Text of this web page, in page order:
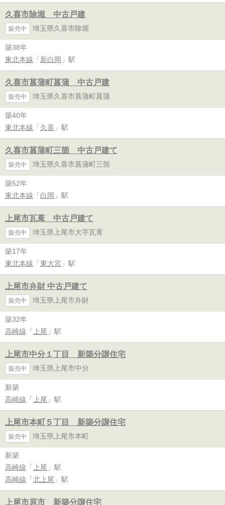
久喜市除堀 中古戸建
販売中 埼玉県久喜市除堀
築38年
東北本線 「 新白岡 」駅
久喜市菖蒲町菖蒲 中古戸建
販売中 埼玉県久喜市菖蒲町菖蒲
築40年
東北本線 「 久喜 」駅
久喜市菖蒲町三箇 中古戸建て
販売中 埼玉県久喜市菖蒲町三箇
築52年
東北本線 「 白岡 」駅
上尾市瓦葺 中古戸建て
販売中 埼玉県上尾市大字瓦葺
築17年
東北本線 「 東大宮 」駅
上尾市弁財 中古戸建て
販売中 埼玉県上尾市弁財
築32年
高崎線 「 上尾 」駅
上尾市中分１丁目 新築分譲住宅
販売中 埼玉県上尾市中分
新築
高崎線 「 上尾 」駅
上尾市本町５丁目 新築分譲住宅
販売中 埼玉県上尾市本町
新築
高崎線 「 上尾 」駅
高崎線 「 北上尾 」駅
上尾市原市 新築分譲住宅